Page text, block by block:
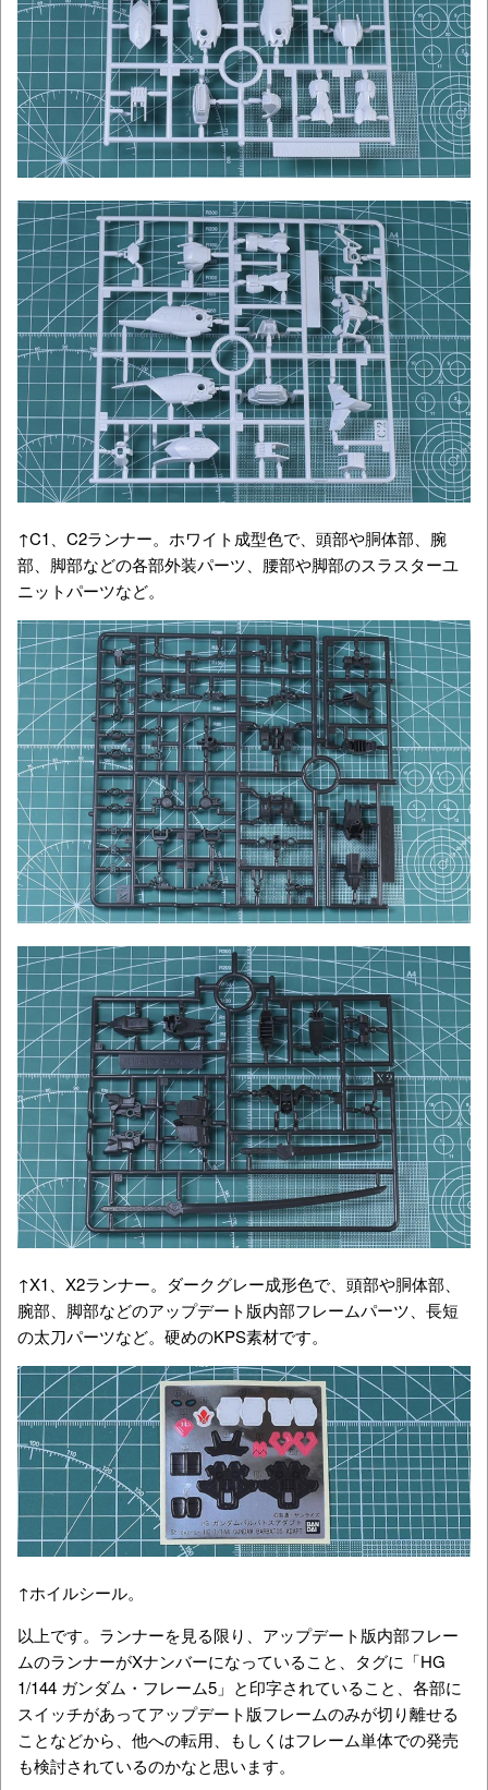
↑C1、C2ランナー。ホワイト成型色で、頭部や胴体部、腕
部、脚部などの各部外装パーツ、腰部や脚部のスラスターユ
ニットパーツなど。
↑X1、X2ランナー。ダークグレー成形色で、頭部や胴体部、
腕部、脚部などのアップデート版内部フレームパーツ、長短
の太刀パーツなど。硬めのKPS素材です。
↑ホイルシール。
以上です。ランナーを見る限り、アップデート版内部フレー
ムのランナーがXナンバーになっていること、タグに「HG
1/144 ガンダム・フレーム5」と印字されていること、各部に
スイッチがあってアップデート版フレームのみが切り離せる
ことなどから、他への転用、もしくはフレーム単体での発売
も検討されているのかなと思います。